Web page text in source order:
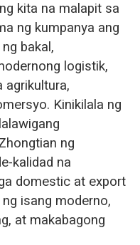
kita na malapit sa
ng kumpanya ang
bakal,
logistik,
agrikultura,
Kinikilala ng
ng
kalidad na
domestic at export
isang moderno,
at makabagong